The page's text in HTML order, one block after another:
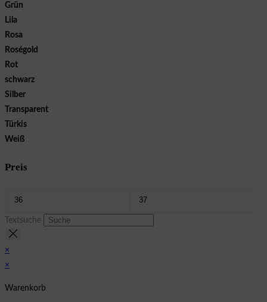
Grün
Lila
Rosa
Roségold
Rot
schwarz
Silber
Transparent
Türkis
Weiß
Preis
Textsuche
×
×
Warenkorb